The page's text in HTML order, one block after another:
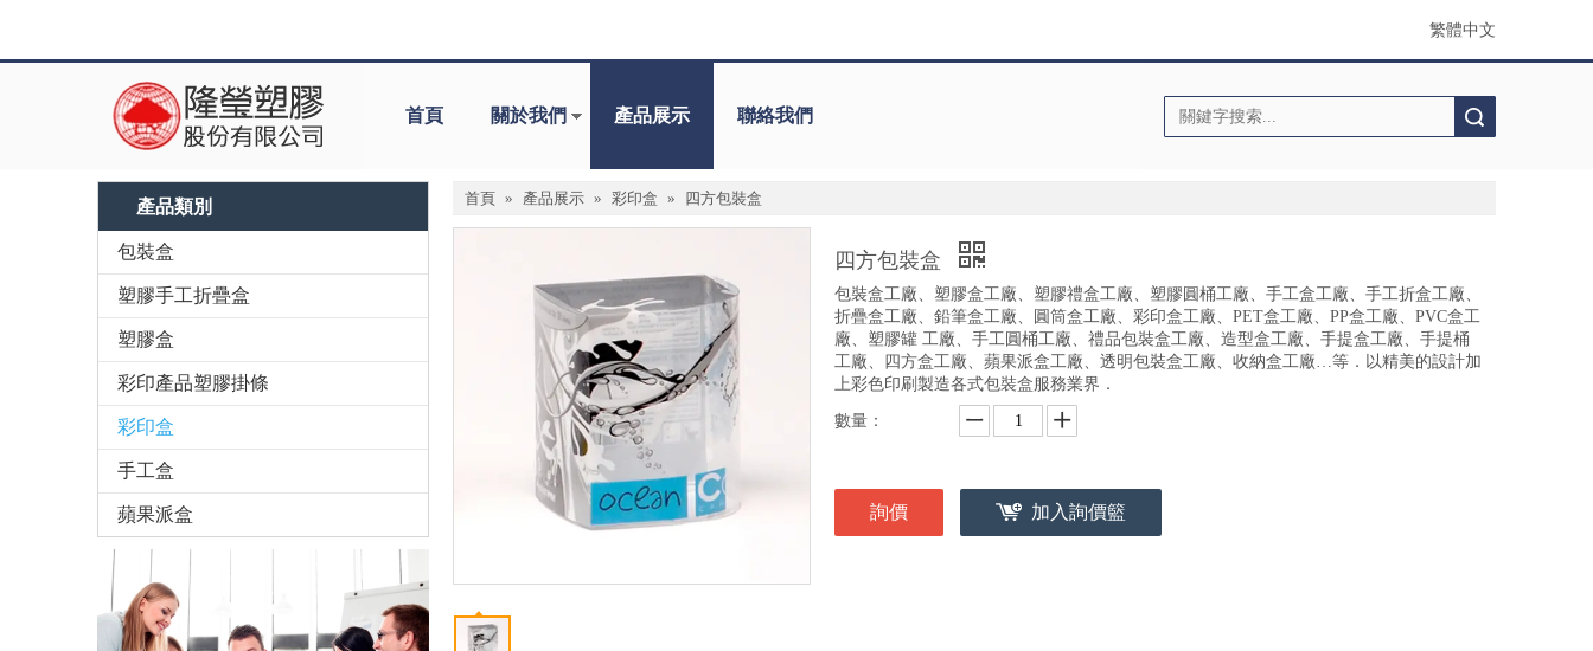
繁體中文
首頁 關於我們 產品展示 聯絡我們
產品類別
包裝盒
塑膠手工折疊盒
塑膠盒
彩印產品塑膠掛條
彩印盒
手工盒
蘋果派盒
首頁 » 產品展示 » 彩印盒 » 四方包裝盒
四方包裝盒
包裝盒工廠、塑膠盒工廠、塑膠禮盒工廠、塑膠圓桶工廠、手工盒工廠、手工折盒工廠、
折疊盒工廠、鉛筆盒工廠、圓筒盒工廠、彩印盒工廠、PET盒工廠、PP盒工廠、PVC盒工
廠、塑膠罐 工廠、手工圓桶工廠、禮品包裝盒工廠、造型盒工廠、手提盒工廠、手提桶
工廠、四方盒工廠、蘋果派盒工廠、透明包裝盒工廠、收納盒工廠…等．以精美的設計加
上彩色印刷製造各式包裝盒服務業界．
數量：
詢價 加入詢價籃